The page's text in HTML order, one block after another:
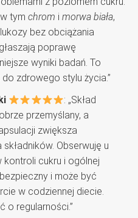
tym chrom i morwa biała,
bez obciążania
poprawę
wyniki badań. To
zdrowego stylu życia.”
: „Skład
przemyślany, a
zwiększa
Obserwuję u
cukru i ogólnej
i może być
w codziennej diecie.
o regularności.”